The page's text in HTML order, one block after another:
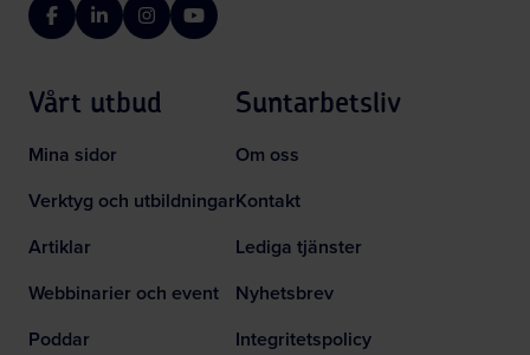
FacebookLinkedInInstagramYouTube
Vårt utbud
Mina sidor
Verktyg och utbildningar
Artiklar
Webbinarier och event
Poddar
Suntarbetsliv
Om oss
Kontakt
Lediga tjänster
Nyhetsbrev
Integritetspolicy